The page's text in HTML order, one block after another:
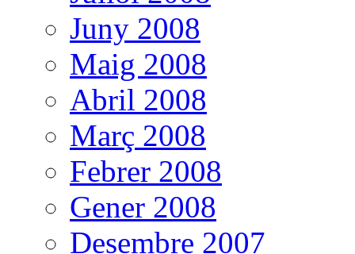
Juny 2008
Maig 2008
Abril 2008
Març 2008
Febrer 2008
Gener 2008
Desembre 2007